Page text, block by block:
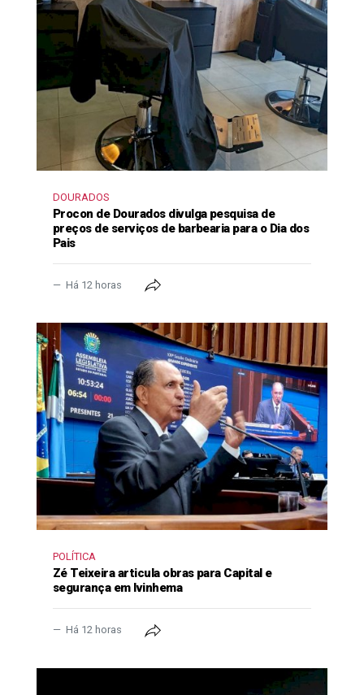
DOURADOS
Procon de Dourados divulga pesquisa de
preços de serviços de barbearia para o Dia dos
Pais
Há 12 horas
POLÍTICA
Zé Teixeira articula obras para Capital e
segurança em Ivinhema
Há 12 horas